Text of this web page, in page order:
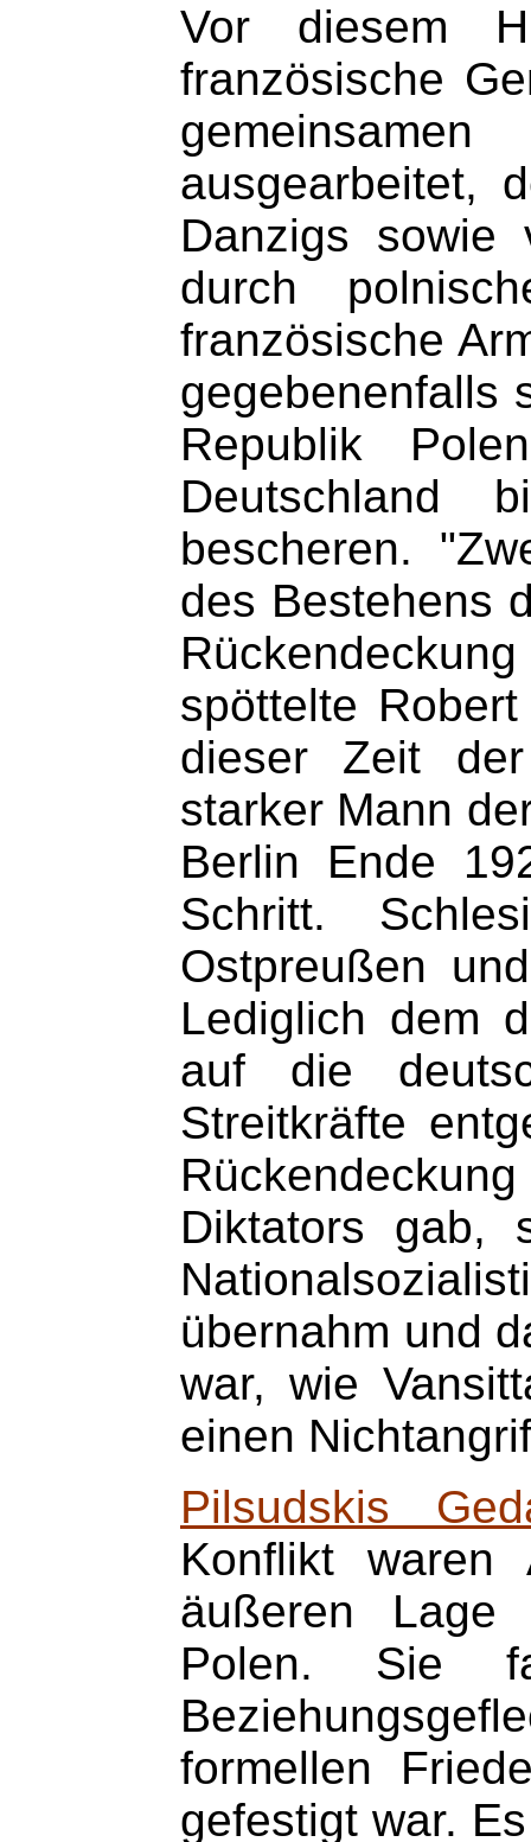
Vor diesem
französische
ausgearbeitet,
Danzigs sowie
durch
französische
gegebenenfalls
Republik
Deutschland
bescheren.
des Bestehens
spöttelte
dieser Zeit
starker Mann
Berlin Ende
Schritt.
Ostpreußen
Lediglich dem
auf die
Streitkräfte
Diktators gab,
übernahm und
war, wie
einen
Pilsudskis
Konflikt waren
äußeren Lage
Polen. Sie
formellen
gefestigt war.